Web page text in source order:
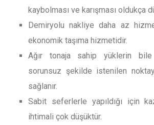
kaybolması ve karışması oldukça
Demiryolu nakliye daha az
ekonomik taşıma hizmetidir.
Ağır tonaja sahip yüklerin
sorunsuz şekilde istenilen
sağlanır.
Sabit seferlerle yapıldığı için
ihtimali çok düşüktür.